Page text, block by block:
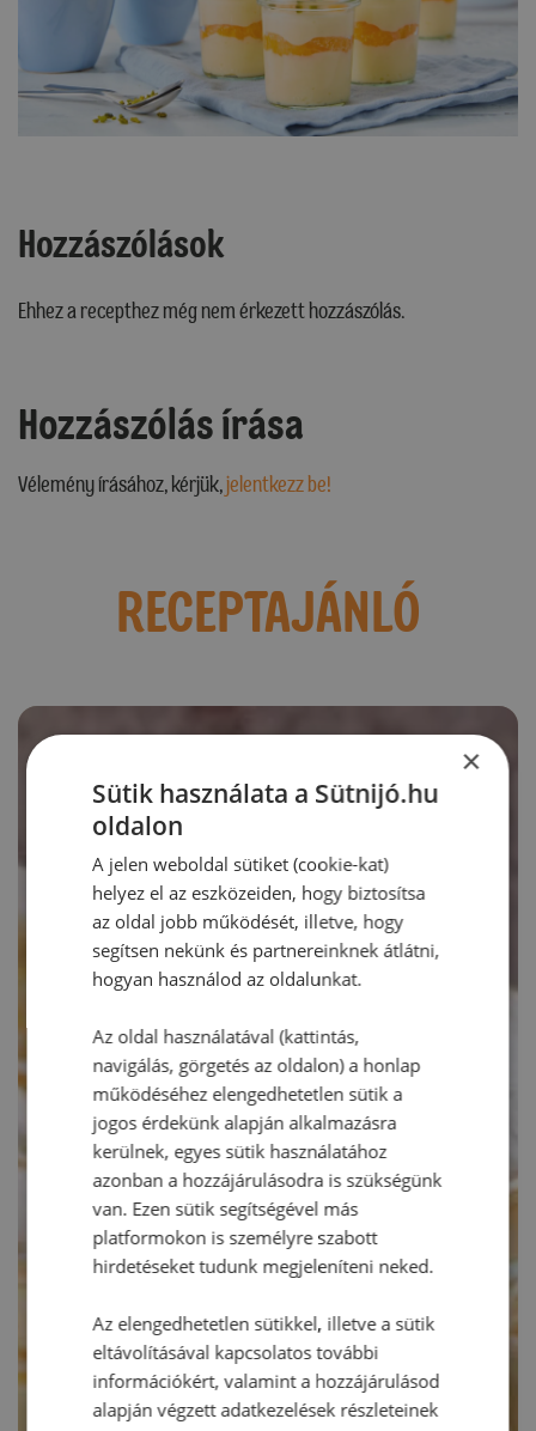
Hozzászólások
Ehhez a recepthez még nem érkezett hozzászólás.
Hozzászólás írása
Vélemény írásához, kérjük,jelentkezz be!
RECEPTAJÁNLÓ
×
Sütik használata a Sütnijó.hu
oldalon
A jelen weboldal sütiket (cookie-kat)
helyez el az eszközeiden, hogy biztosítsa
az oldal jobb működését, illetve, hogy
segítsen nekünk és partnereinknek átlátni,
hogyan használod az oldalunkat.
Az oldal használatával (kattintás,
navigálás, görgetés az oldalon) a honlap
működéséhez elengedhetetlen sütik a
jogos érdekünk alapján alkalmazásra
kerülnek, egyes sütik használatához
azonban a hozzájárulásodra is szükségünk
van. Ezen sütik segítségével más
platformokon is személyre szabott
hirdetéseket tudunk megjeleníteni neked.
Az elengedhetetlen sütikkel, illetve a sütik
eltávolításával kapcsolatos további
információkért, valamint a hozzájárulásod
alapján végzett adatkezelések részleteinek